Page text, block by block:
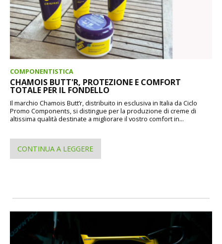
COMPONENTISTICA
CHAMOIS BUTT'R, PROTEZIONE E COMFORT
TOTALE PER IL FONDELLO
Il marchio Chamois Butt’r, distribuito in esclusiva in Italia da Ciclo
Promo Components, si distingue per la produzione di creme di
altissima qualità destinate a migliorare il vostro comfort in...
CONTINUA A LEGGERE